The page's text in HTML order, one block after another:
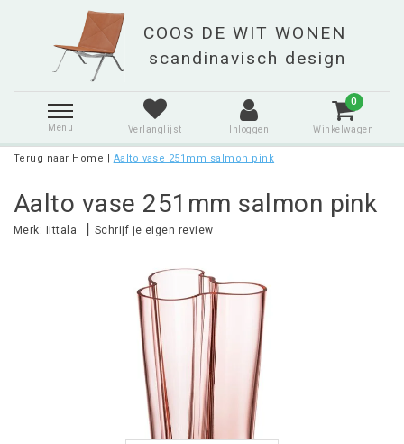
Menu Verlanglijst Inloggen
0
Winkelwagen
Terug naar Home | Aalto vase 251mm salmon pink
Aalto vase 251mm salmon pink
Merk: Iittala | Schrijf je eigen review